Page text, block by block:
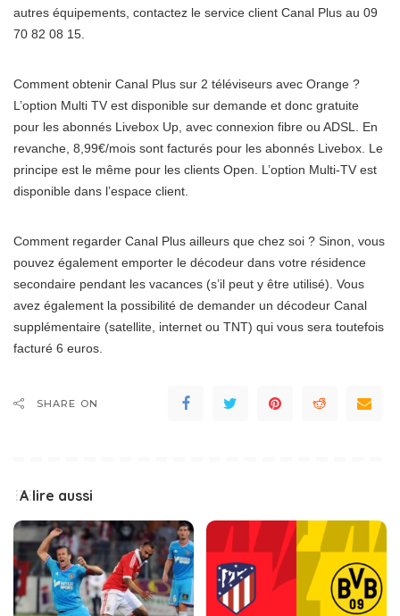
autres équipements, contactez le service client Canal Plus au 09
70 82 08 15.
Comment obtenir Canal Plus sur 2 téléviseurs avec Orange ?
L’option Multi TV est disponible sur demande et donc gratuite
pour les abonnés Livebox Up, avec connexion fibre ou ADSL. En
revanche, 8,99€/mois sont facturés pour les abonnés Livebox. Le
principe est le même pour les clients Open. L’option Multi-TV est
disponible dans l’espace client.
Comment regarder Canal Plus ailleurs que chez soi ? Sinon, vous
pouvez également emporter le décodeur dans votre résidence
secondaire pendant les vacances (s’il peut y être utilisé). Vous
avez également la possibilité de demander un décodeur Canal
supplémentaire (satellite, internet ou TNT) qui vous sera toutefois
facturé 6 euros.
SHARE ON
A lire aussi